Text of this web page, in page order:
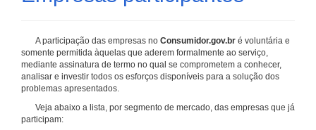
A participação das empresas no Consumidor.gov.br é voluntária e
somente permitida àquelas que aderem formalmente ao serviço,
mediante assinatura de termo no qual se comprometem a conhecer,
analisar e investir todos os esforços disponíveis para a solução dos
problemas apresentados.
Veja abaixo a lista, por segmento de mercado, das empresas que já
participam: